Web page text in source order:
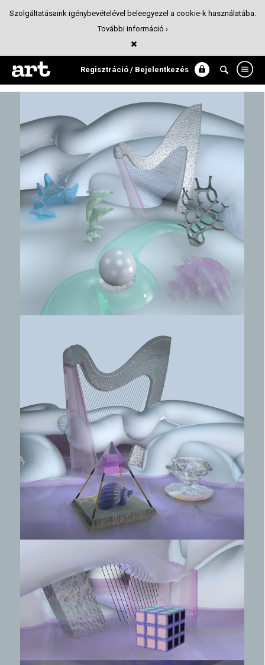
Regisztráció / Bejelentkezés
B i r t h o f a N e w V e n u s
3D
Szolgáltatásaink igénybevételével beleegyezel a cookie-k használatába.
További információ ›